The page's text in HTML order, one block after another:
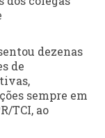
dezenas
de
sempre em
TCI, ao